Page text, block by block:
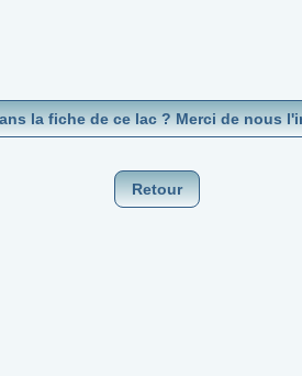
la fiche de ce lac ? Merci de nous
Retour